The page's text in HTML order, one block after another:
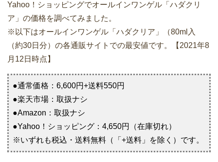
Yahoo！ショッピングでオールインワンゲル「ハダクリ
ア」の価格を調べてみました。
※以下はオールインワンゲル「ハダクリア」（80ml入
（約30日分）の各通販サイトでの最安値です。【2021年8
月12日時点】
●通常価格：6,600円+送料550円
●楽天市場：取扱ナシ
●Amazon：取扱ナシ
●Yahoo！ショッピング：4,650円（在庫切れ）
※いずれも税込・送料無料（「+送料」を除く）です。